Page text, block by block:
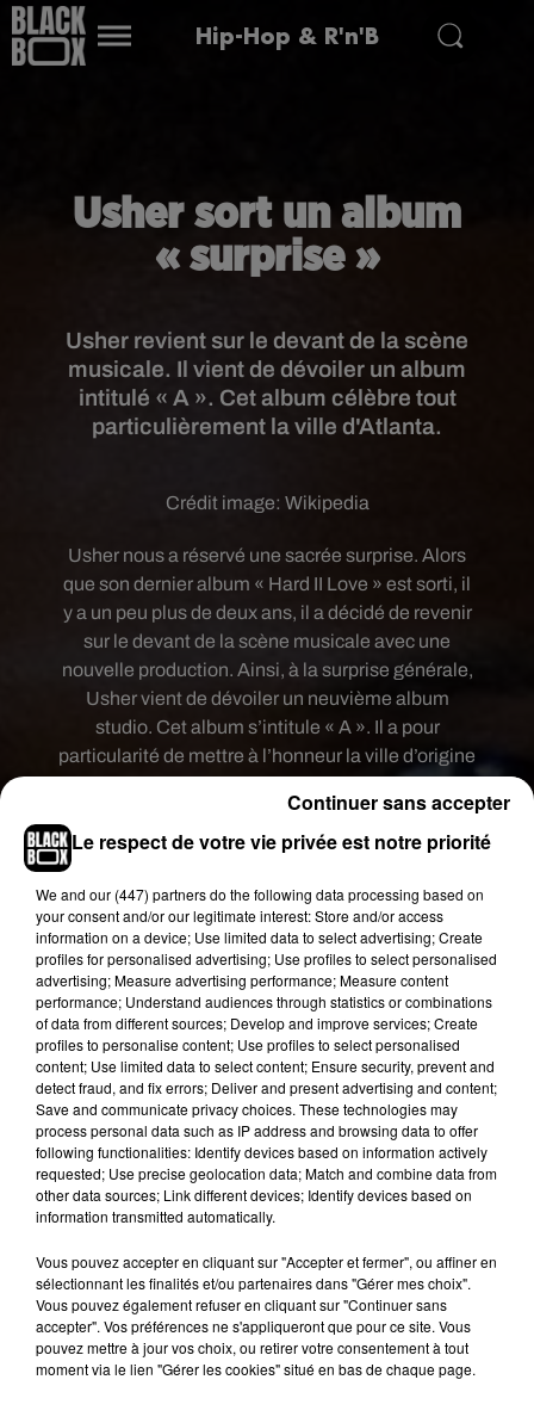
Hip-Hop & R'n'B
Usher sort un album
« surprise »
Publié : 12 octobre 2018 à 15h44 par Bertrand
Loppin
Usher revient sur le devant de la scène
musicale. Il vient de dévoiler un album
intitulé « A ». Cet album célèbre tout
particulièrement la ville d'Atlanta.
Crédit image: Wikipedia
Usher nous a réservé une sacrée surprise. Alors
que son dernier album « Hard II Love » est sorti, il
y a un peu plus de deux ans, il a décidé de revenir
sur le devant de la scène musicale avec une
nouvelle production. Ainsi, à la surprise générale,
Usher vient de dévoiler un neuvième album
studio. Cet album s’intitule « A ». Il a pour
particularité de mettre à l’honneur la ville d’origine
Zaytoven, l’un des producteurs incontournables
invités originaires de cette ville : les rappeurs
Future et Gunna. Future pose sur le morceau
« Stay At Home » et Gunna apparait sur le titre
« Gift Shop ». Au total, cet album comporte huit
titres inédits.Ushera annoncé la sortie de
« A » sur Twitter avec une vidéo dans laquelle on
peut découvrir quelques extraits.
MIDNIGHT EST
pic.twitter.com/WRbewXnaFW
— Usher Raymond IV (@Usher) 11 octobre 2018
Fil actus
6 août 2026
Franglish et Keblack dévoilent une session live
surprise
5 août 2026
Russ frappe fort avec son nouveau single «
Le respect de votre vie privée est notre priorité
We and our (447) partnersdo the following data processing based on
your consent and/or our legitimate interest: Store and/or access
information on a device; Use limited data to select advertising; Create
profiles for personalised advertising; Use profiles to select personalised
advertising; Measure advertising performance; Measure content
performance; Understand audiences through statistics or combinations
of data from different sources; Develop and improve services; Create
profiles to personalise content; Use profiles to select personalised
content; Use limited data to select content; Ensure security, prevent and
detect fraud, and fix errors; Deliver and present advertising and content;
Save and communicate privacy choices. These technologies may
process personal data such as IP address and browsing data to offer
following functionalities: Identify devices based on information actively
requested; Use precise geolocation data; Match and combine data from
other data sources; Link different devices; Identify devices based on
information transmitted automatically.
Vous pouvez accepter en cliquant sur "Accepter et fermer", ou affiner en
sélectionnant les finalités et/ou partenaires dans "Gérer mes choix".
Vous pouvez également refuser en cliquant sur "Continuer sans
accepter". Vos préférences ne s'appliqueront que pour ce site. Vous
pouvez mettre à jour vos choix, ou retirer votre consentement à tout
moment via le lien "Gérer les cookies" situé en bas de chaque page.
Continuer sans accepter